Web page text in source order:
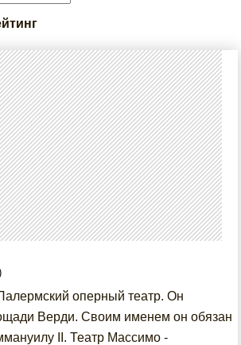
оперный театр. Он
Верди. Своим именем он обязан
II. Театр Массимо -